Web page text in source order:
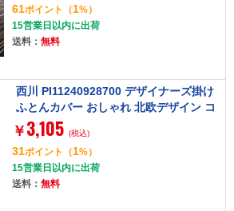
61ポイント （1%）
15営業日以内に出荷
送料： 無料
西川 PI11240928700 デザイナーズ掛け
ふとんカバー おしゃれ 北欧デザイン コ
ーディネート セミダブルロング ホワイ
ト
￥ 3,105 (税込)
31ポイント （1%）
15営業日以内に出荷
送料： 無料